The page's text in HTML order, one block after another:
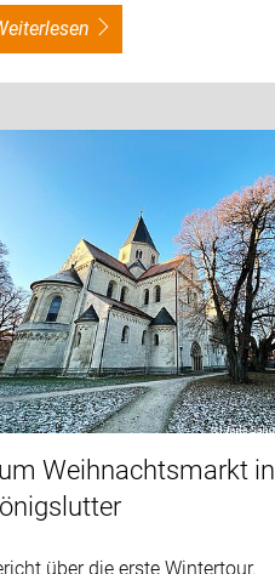
weiterlesen
Weihnachtsmarkt in
über die erste Wintertour.